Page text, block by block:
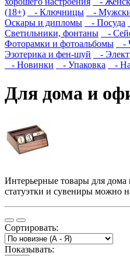
(18+)
- Ключницы -
Оскары и дипломы
- Посуда
Светильники, фонтаны
-
Фоторамки и фотоальбомы
-
Эзотерика и фен-шуй
-
- Новинки
- Упаковка -
Для дома и
Интерьерные товары для дома
статуэтки и сувениры можно
Сортировать:
Показывать: